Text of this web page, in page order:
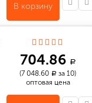
В корзину
704.86 a
(7 048.60 a за 10)
оптовая цена